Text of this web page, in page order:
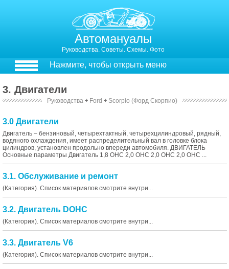
Автомануалы
Руководства. Советы. Схемы. Фото
Нажмите, чтобы открыть меню
3. Двигатели
Руководства ￫ Ford ￫ Scorpio (Форд Скорпио)
3.0 Двигатели
Двигатель – бензиновый, четырехтактный, четырехцилиндровый, рядный,
водяного охлаждения, имеет распределительный вал в головке блока
цилиндров, установлен продольно впереди автомобиля. ДВИГАТЕЛЬ
Основные параметры Двигатель 1,8 ОНС 2,0 ОНС 2,0 ОНС 2,0 ОНС ...
3.1. Обслуживание и ремонт
(Категория). Список материалов смотрите внутри...
3.2. Двигатель DOHC
(Категория). Список материалов смотрите внутри...
3.3. Двигатель V6
(Категория). Список материалов смотрите внутри...